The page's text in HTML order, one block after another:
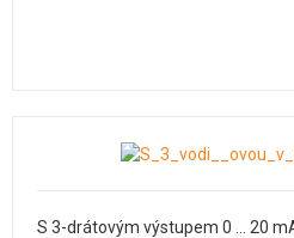
S 3-drátovým výstupem 0 ... 20